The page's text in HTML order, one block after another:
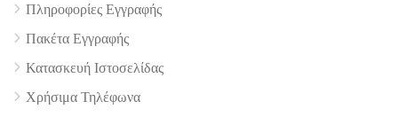
Πληροφορίες Εγγραφής
Πακέτα Εγγραφής
Κατασκευή Ιστοσελίδας
Χρήσιμα Τηλέφωνα